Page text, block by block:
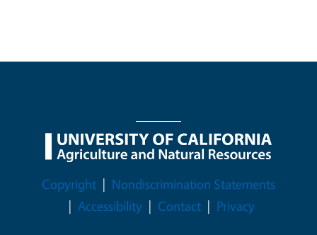
Legal Menu
Copyright
Nondiscrimination Statements
Accessibility
Contact Privacy